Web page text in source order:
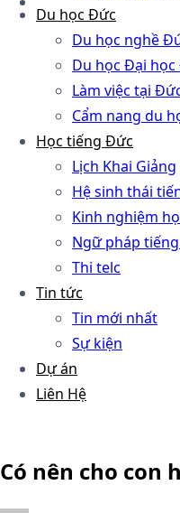
Du học Đức
Du học nghề
Du học Đại
Làm việc tại
Cẩm nang du
Học tiếng Đức
Lịch Khai Giảng
Hệ sinh thái
Kinh nghiệm
Ngữ pháp
Thi telc
Tin tức
Tin mới nhất
Sự kiện
Dự án
Liên Hệ
Có nên cho con